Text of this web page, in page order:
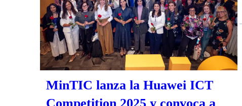
MinTIC lanza la Huawei ICT